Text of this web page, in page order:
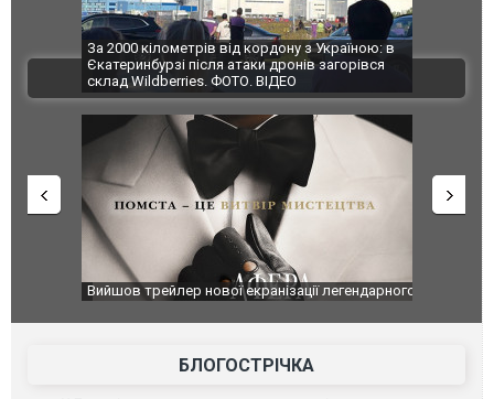
За 2000 кілометрів від кордону з Україною: в
Єкатеринбурзі після атаки дронів загорівся
склад Wildberries. ФОТО. ВІДЕО
"Мої
ВІДЕО
Вийшов трейлер нової екранізації легендарного
БЛОГОСТРІЧКА